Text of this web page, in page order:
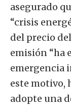
asegurado
“crisis
del precio
emisión “ha
emergencia
este motivo,
adopte una